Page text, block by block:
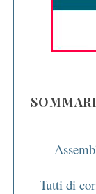
Tutti di